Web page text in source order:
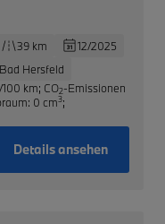
39 km
12/2025
Bad Hersfeld
km; CO2-Emissionen
0 cm3;
Details ansehen